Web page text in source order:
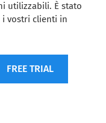
utilizzabili. È stato
vostri clienti in
FREE TRIAL